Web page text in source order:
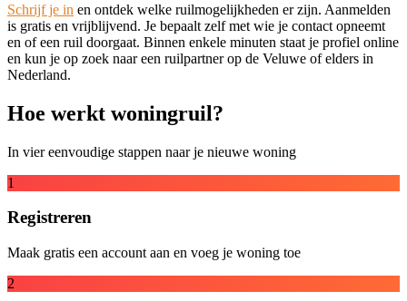
Schrijf je in en ontdek welke ruilmogelijkheden er zijn. Aanmelden
is gratis en vrijblijvend. Je bepaalt zelf met wie je contact opneemt
en of een ruil doorgaat. Binnen enkele minuten staat je profiel online
en kun je op zoek naar een ruilpartner op de Veluwe of elders in
Nederland.
Hoe werkt woningruil?
In vier eenvoudige stappen naar je nieuwe woning
1
Registreren
Maak gratis een account aan en voeg je woning toe
2